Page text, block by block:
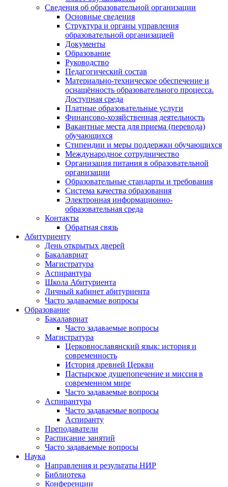
Сведения об образовательной организации
Основные сведения
Структура и органы управления
образовательной организацией
Документы
Образование
Руководство
Педагогический состав
Материально-техническое обеспечение и
оснащённость образовательного процесса.
Доступная среда
Платные образовательные услуги
Финансово-хозяйственная деятельность
Вакантные места для приема (перевода)
обучающихся
Стипендии и меры поддержки обучающихся
Международное сотрудничество
Организация питания в образовательной
организации
Образовательные стандарты и требования
Система качества образования
Электронная информационно-
образовательная среда
Контакты
Обратная связь
Абитуриенту
День открытых дверей
Бакалавриат
Магистратура
Аспирантура
Школа Абитуриента
Личный кабинет абитуриента
Часто задаваемые вопросы
Образование
Бакалавриат
Часто задаваемые вопросы
Магистратура
Церковнославянский язык: история и
современность
История древней Церкви
Пастырское душепопечение и миссия в
современном мире
Часто задаваемые вопросы
Аспирантура
Часто задаваемые вопросы
Аспиранту
Преподаватели
Расписание занятий
Часто задаваемые вопросы
Наука
Направления и результаты НИР
Библиотека
Конференции